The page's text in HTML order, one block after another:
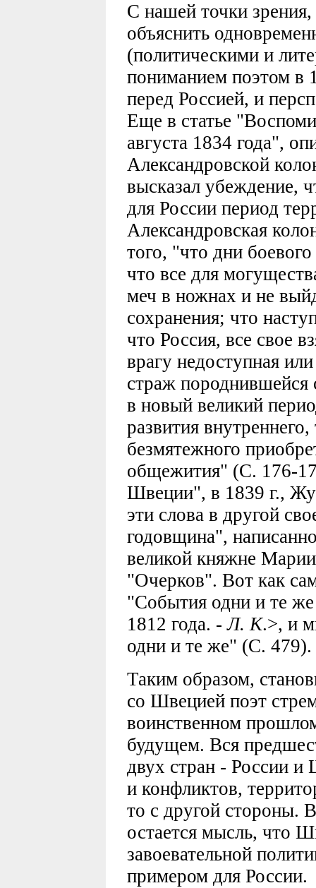
С нашей точки
объяснить
(политическими и
пониманием поэтом в
перед Россией, и
Еще в статье
августа 1834 года",
Александровской
высказал убеждение,
для России период
Александровская
того, "что дни
что все для
меч в ножнах и не
сохранения; что
что Россия, все свое
врагу недоступная
страж
в новый великий
развития
безмятежного
общежития" (С. 176-
Швеции", в 1839 г.,
эти слова в другой
годовщина",
великой княжне
"Очерков". Вот как
"События одни и те же
1812 года. -Л. К.>, и
одни и те же" (С. 479).
Таким образом,
со Швецией поэт
воинственном
будущем. Вся
двух стран - России
и конфликтов,
то с другой стороны.
остается мысль, что
завоевательной
примером для России.